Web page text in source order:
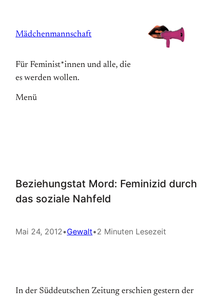
springen
Mädchenmannschaft
Für Feminist*innen und alle, die
es werden wollen.
Menü
Beziehungstat Mord: Feminizid durch
das soziale Nahfeld
Mai 24, 2012•Gewalt•2 Minuten Lesezeit
In der Süddeutschen Zeitung erschien gestern der